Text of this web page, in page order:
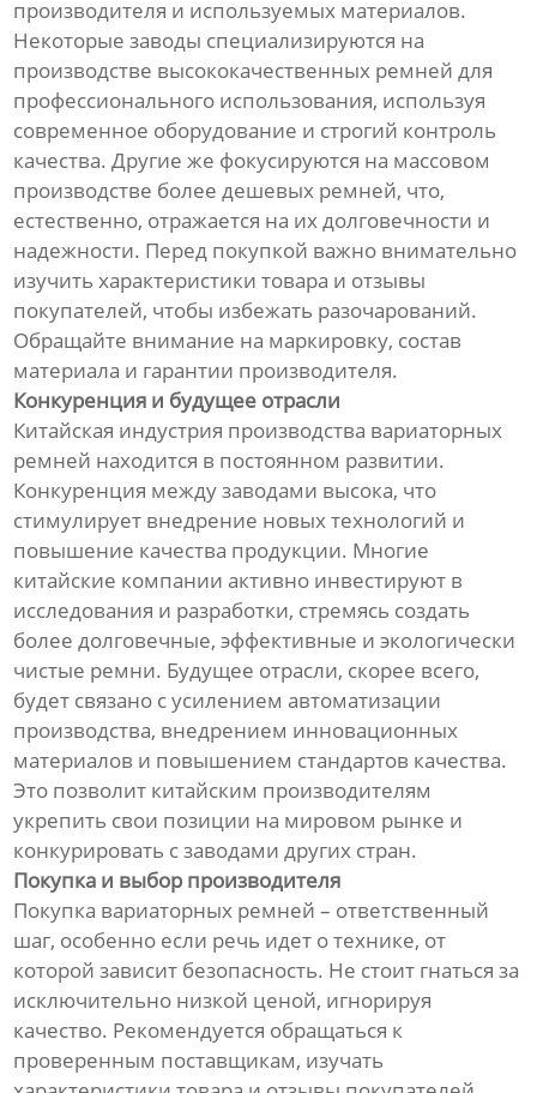
производителя и используемых материалов.
Некоторые заводы специализируются на
производстве высококачественных ремней для
профессионального использования, используя
современное оборудование и строгий контроль
качества. Другие же фокусируются на массовом
производстве более дешевых ремней, что,
естественно, отражается на их долговечности и
надежности. Перед покупкой важно внимательно
изучить характеристики товара и отзывы
покупателей, чтобы избежать разочарований.
Обращайте внимание на маркировку, состав
материала и гарантии производителя.
Конкуренция и будущее отрасли
Китайская индустрия производства вариаторных
ремней находится в постоянном развитии.
Конкуренция между заводами высока, что
стимулирует внедрение новых технологий и
повышение качества продукции. Многие
китайские компании активно инвестируют в
исследования и разработки, стремясь создать
более долговечные, эффективные и экологически
чистые ремни. Будущее отрасли, скорее всего,
будет связано с усилением автоматизации
производства, внедрением инновационных
материалов и повышением стандартов качества.
Это позволит китайским производителям
укрепить свои позиции на мировом рынке и
конкурировать с заводами других стран.
Покупка и выбор производителя
Покупка вариаторных ремней – ответственный
шаг, особенно если речь идет о технике, от
которой зависит безопасность. Не стоит гнаться за
исключительно низкой ценой, игнорируя
качество. Рекомендуется обращаться к
проверенным поставщикам, изучать